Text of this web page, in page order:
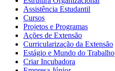
Assistência Estudantil
Cursos
Projetos e Programas
Ações de Extensão
Curricularização da Extensão
Estágio e Mundo do Trabalho
Criar Incubadora